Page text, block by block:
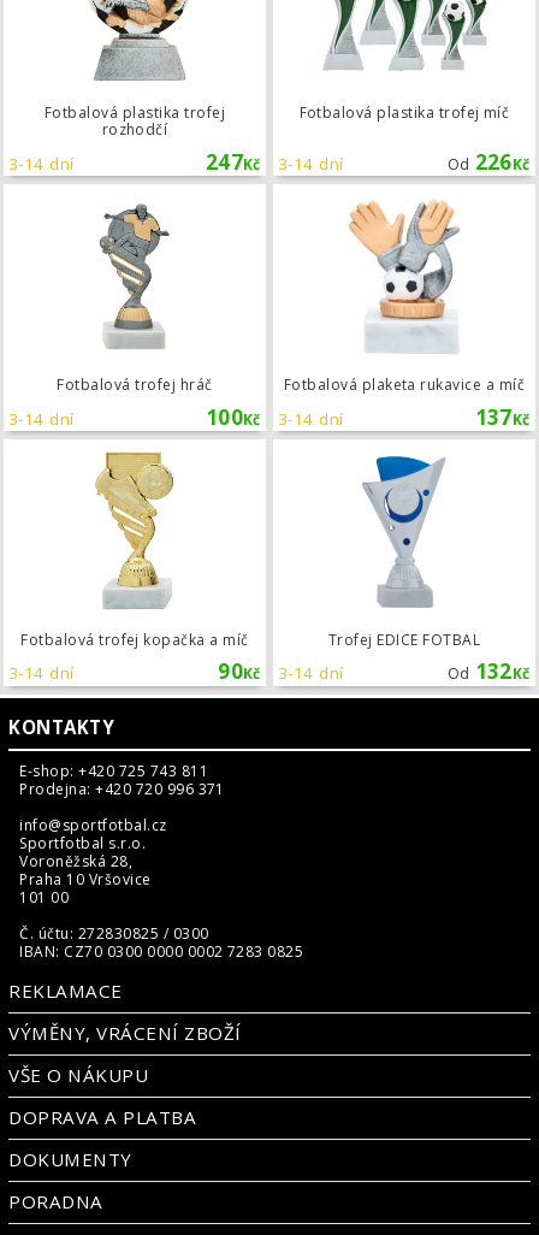
Fotbalová plastika trofej
rozhodčí
247Kč
3-14 dní
Fotbalová plastika trofej míč
Od 226Kč
3-14 dní
Fotbalová trofej hráč
100Kč
3-14 dní
Fotbalová plaketa rukavice a míč
137Kč
3-14 dní
Fotbalová trofej kopačka a míč
90Kč
3-14 dní
Trofej EDICE FOTBAL
Od 132Kč
3-14 dní
KONTAKTY
E-shop: +420 725 743 811
Prodejna: +420 720 996 371
info@sportfotbal.cz
Sportfotbal s.r.o.
Voroněžská 28,
Praha 10 Vršovice
101 00
Č. účtu: 272830825 / 0300
IBAN: CZ70 0300 0000 0002 7283 0825
REKLAMACE
VÝMĚNY, VRÁCENÍ ZBOŽÍ
VŠE O NÁKUPU
DOPRAVA A PLATBA
DOKUMENTY
PORADNA